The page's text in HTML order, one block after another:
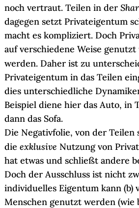
noch vertraut. Teilen in der
dagegen setzt Privateigentum
macht es kompliziert. Doch
auf verschiedene Weise
werden. Daher ist zu
Privateigentum in das Teilen
dies unterschiedliche
Beispiel diene hier das Auto, in
dann das Sofa.
Die Negativfolie, von der Teilen
die exklusive Nutzung von
hat etwas und schließt andere
Doch der Ausschluss ist nicht
individuelles Eigentum kann (b)
Menschen genutzt werden (wie